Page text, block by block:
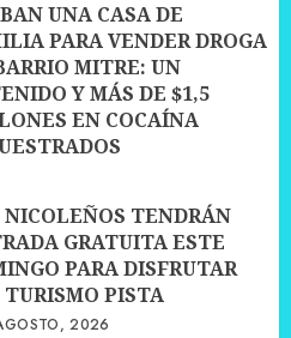
UNA CASA DE
PARA VENDER DROGA
MITRE: UN
Y MÁS DE $1,5
EN COCAÍNA
NICOLEÑOS TENDRÁN
GRATUITA ESTE
PARA DISFRUTAR
PISTA
2026